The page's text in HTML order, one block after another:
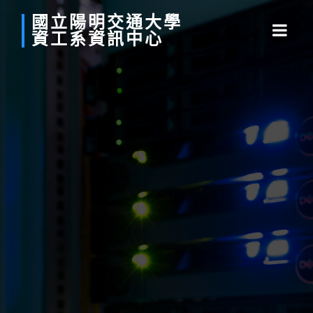
國立 陽明 交通大學
資工系資訊中心